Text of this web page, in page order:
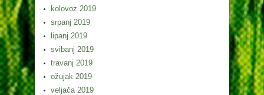
kolovoz 2019
srpanj 2019
lipanj 2019
svibanj 2019
travanj 2019
ožujak 2019
veljača 2019